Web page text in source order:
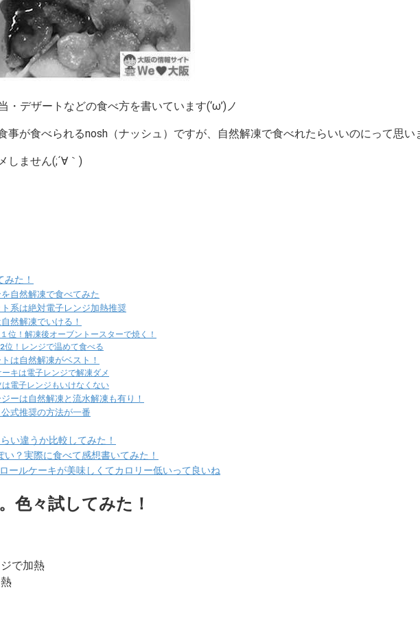
デザートなどの食べ方を書いています(‘ω’)ノ
事が食べられるnosh（ナッシュ）ですが、自然解凍で食べれたらいいのにって思い
しません(;´∀｀)
た！
自然解凍で食べてみた
系は絶対電子レンジ加熱推奨
然解凍でいける！
位！解凍後オーブントースターで焼く！
位！レンジで温めて食べる
は自然解凍がベスト！
キは電子レンジで解凍ダメ
電子レンジもいけなくない
ーは自然解凍と流水解凍も有り！
式推奨の方法が一番
い違うか比較してみた！
？実際に食べて感想書いてみた！
ールケーキが美味しくてカロリー低いって良いね
色々試してみた！
で加熱